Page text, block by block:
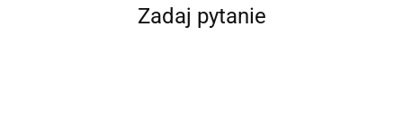
Zadaj pytanie